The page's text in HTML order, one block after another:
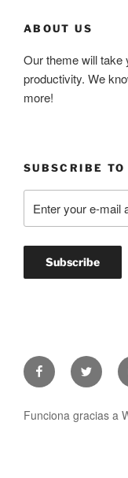
ABOUT US
Our theme will take
productivity. We
more!
SUBSCRIBE
FacebookTwitter
Funciona gracias a